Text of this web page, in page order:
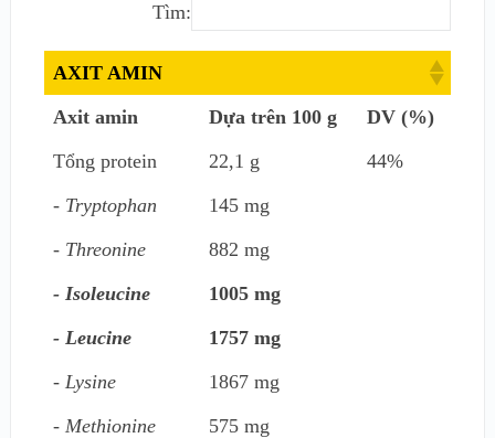
Tìm:
AXIT AMIN
Axit amin
Dựa trên 100 g
DV (%)
Tổng protein
22,1 g
44%
- Tryptophan
145 mg
- Threonine
882 mg
- Isoleucine
1005 mg
- Leucine
1757 mg
- Lysine
1867 mg
- Methionine
575 mg